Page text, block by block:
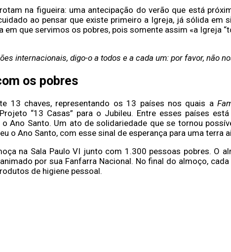
na figueira: uma antecipação do verão que está
ao pensar que existe primeiro a Igreja, já sólida em
que servimos os pobres, pois somente assim «a Igreja
internacionais, digo-o a todos e a cada um: por favor, não
os pobres
13 chaves, representando os 13 países nos quais a
“13 Casas” para o Jubileu. Entre esses países
Ano Santo. Um ato de solidariedade que se tornou
o Ano Santo, com esse sinal de esperança para uma terra
na Sala Paulo VI junto com 1.300 pessoas pobres. O
por sua Fanfarra Nacional. No final do almoço,
de higiene pessoal.